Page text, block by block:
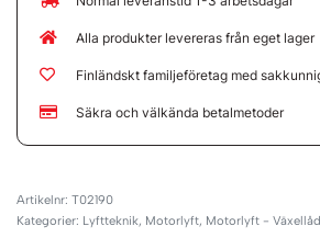
Alla produkter levereras från eget lager
Finländskt familjeföretag med
Säkra och välkända betalmetoder
T02190
Kategorier: Lyftteknik, Motorlyft, Motorlyft -